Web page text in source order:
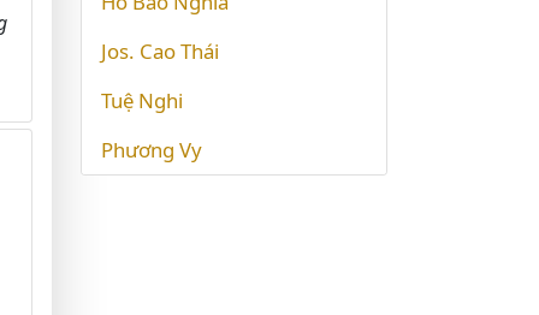
Jos. Cao Thái
Tuệ Nghi
Phương Vy